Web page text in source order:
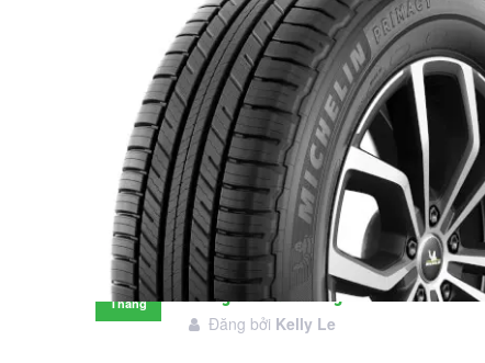
28
Tháng
Đánh giá lốp Michelin Primacy SUV:
Đáng đầu tư không?
Đăng bởi Kelly Le